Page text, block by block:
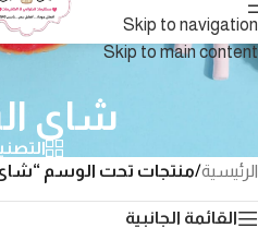
Skip to navigation
Skip to main content
شاى
الرئيسية/منتجات تحت الوسم
القائمة الجانبية